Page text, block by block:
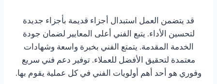
قد يتضمن العمل استبدال أجزاء قديمة بأجزاء جديدة
لتحسين الأداء. يتبع الفني أعلى المعايير لضمان جودة
الخدمة المقدمة. يتمتع الفني بخبرة واسعة وشهادات
معتمدة لتحقيق الأفضل للعملاء. توفير دعم فني سريع
وفوري هو أحد أهم أولويات الفني في كل عملية يقوم بها.